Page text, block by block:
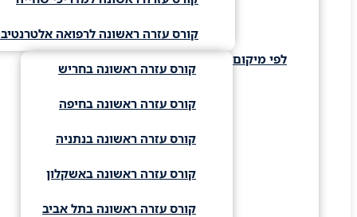
קורס עזרה ראשונה לרפואה
לפי מיקום
קורס עזרה ראשונה בחריש
קורס עזרה ראשונה בחיפה
קורס עזרה ראשונה בנתניה
קורס עזרה ראשונה באשקלון
קורס עזרה ראשונה בתל אביב